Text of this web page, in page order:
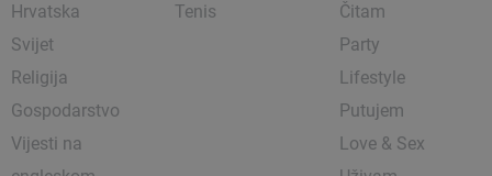
Hrvatska
Svijet
Religija
Gospodarstvo
Vijesti na
Tenis
Čitam
Party
Lifestyle
Putujem
Love & Sex